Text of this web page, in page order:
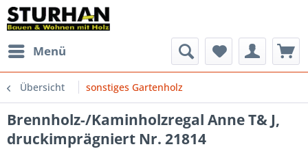
Menü
Übersicht sonstiges Gartenholz
Brennholz-/Kaminholzregal Anne T& J,
druckimprägniert Nr. 21814